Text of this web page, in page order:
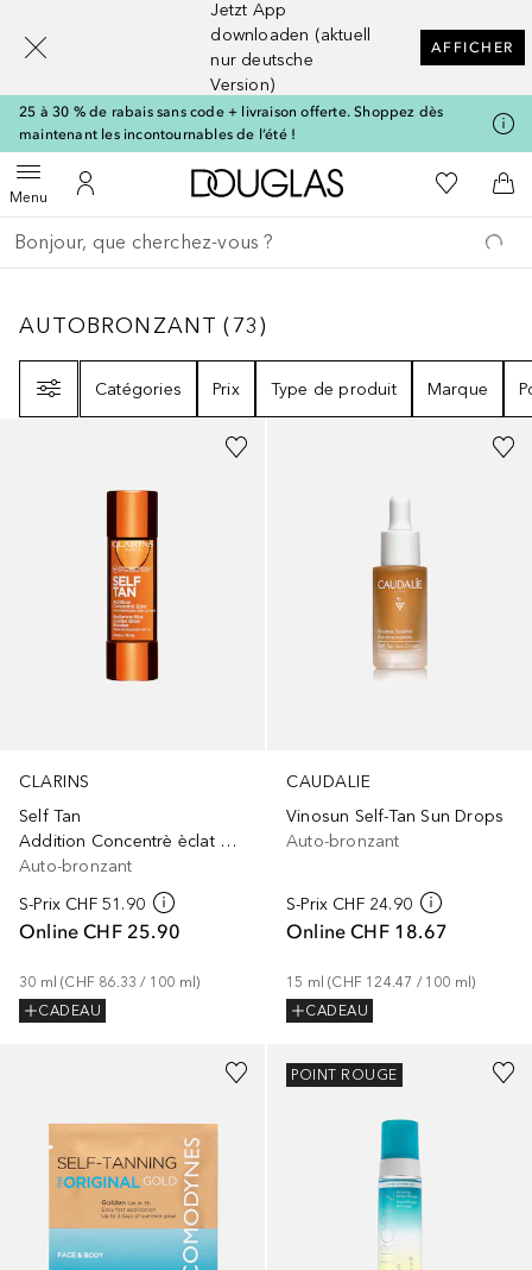
Jetzt App
downloaden (aktuell
nur deutsche
Version)
AFFICHER
25 à 30 % de rabais sans code + livraison offerte. Shoppez dès
maintenant les incontournables de l’été !
MenuOuvrir le menuVers Mon Compte
Vers l'accueil Douglas
Vers Ma
Retourner
Exécuter la recherche
AUTOBRONZANT73
AUTOBRONZANT (73)
Catégories
Prix Type de produit Marque
CLARINS
Self Tan
Addition Concentrè èclat Corps
Auto-bronzant
S-Prix CHF 51.90
Online CHF 25.90
30 ml (CHF 86.33 / 100 ml)
CADEAU
CAUDALIE
Vinosun Self-Tan Sun Drops
Auto-bronzant
S-Prix CHF 24.90
Online CHF 18.67
15 ml (CHF 124.47 / 100 ml)
CADEAU
POINT ROUGE
[navigation.slideout.screenreader]